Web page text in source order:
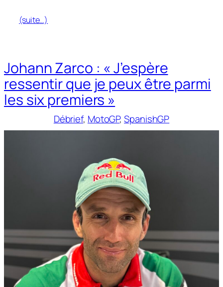
(suite…)
Johann Zarco : « J’espère
ressentir que je peux être parmi
les six premiers »
Débrief, MotoGP, SpanishGP